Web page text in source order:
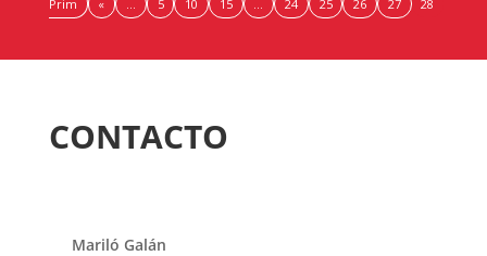
Prim
« ... 5 10 15 ... 24 25 26 27 28
CONTACTO
Mariló Galán